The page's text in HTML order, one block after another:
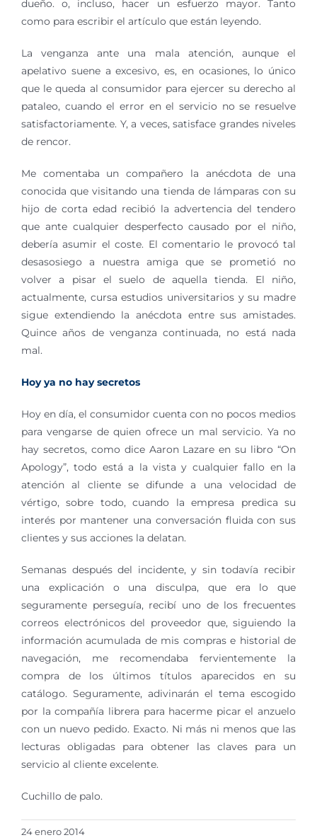
dueño. o, incluso, hacer un esfuerzo mayor. Tanto
como para escribir el artículo que están leyendo.
La venganza ante una mala atención, aunque el
apelativo suene a excesivo, es, en ocasiones, lo único
que le queda al consumidor para ejercer su derecho al
pataleo, cuando el error en el servicio no se resuelve
satisfactoriamente. Y, a veces, satisface grandes niveles
de rencor.
Me comentaba un compañero la anécdota de una
conocida que visitando una tienda de lámparas con su
hijo de corta edad recibió la advertencia del tendero
que ante cualquier desperfecto causado por el niño,
debería asumir el coste. El comentario le provocó tal
desasosiego a nuestra amiga que se prometió no
volver a pisar el suelo de aquella tienda. El niño,
actualmente, cursa estudios universitarios y su madre
sigue extendiendo la anécdota entre sus amistades.
Quince años de venganza continuada, no está nada
mal.
Hoy ya no hay secretos
Hoy en día, el consumidor cuenta con no pocos medios
para vengarse de quien ofrece un mal servicio. Ya no
hay secretos, como dice Aaron Lazare en su libro “On
Apology”, todo está a la vista y cualquier fallo en la
atención al cliente se difunde a una velocidad de
vértigo, sobre todo, cuando la empresa predica su
interés por mantener una conversación fluida con sus
clientes y sus acciones la delatan.
Semanas después del incidente, y sin todavía recibir
una explicación o una disculpa, que era lo que
seguramente perseguía, recibí uno de los frecuentes
correos electrónicos del proveedor que, siguiendo la
información acumulada de mis compras e historial de
navegación, me recomendaba fervientemente la
compra de los últimos títulos aparecidos en su
catálogo. Seguramente, adivinarán el tema escogido
por la compañía librera para hacerme picar el anzuelo
con un nuevo pedido. Exacto. Ni más ni menos que las
lecturas obligadas para obtener las claves para un
servicio al cliente excelente.
Cuchillo de palo.
24 enero 2014